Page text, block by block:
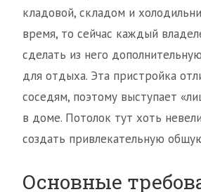
кладовой, складом и
время, то сейчас каждый
сделать из него
для отдыха. Эта пристройка
соседям, поэтому выступает
в доме. Потолок тут хоть
создать привлекательную
Основные